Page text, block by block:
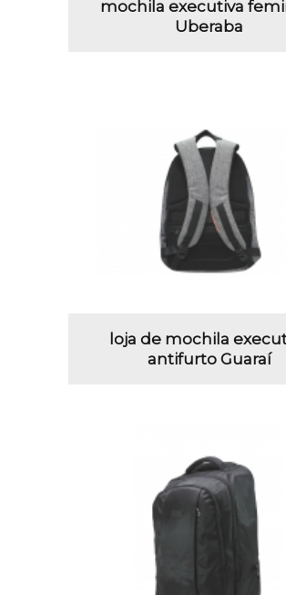
mochila executiva
Uberaba
loja de mochila
antifurto Guaraí